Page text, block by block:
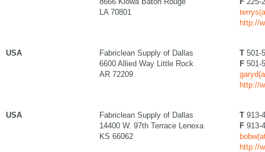
LA 70801
http://
USA
Fabriclean Supply of Dallas
6600 Allied Way Little Rock
AR 72209
T 501-
F 501-
http://
USA
Fabriclean Supply of Dallas
14400 W. 97th Terrace Lenexa
KS 66062
T 913-
F 913-
http://